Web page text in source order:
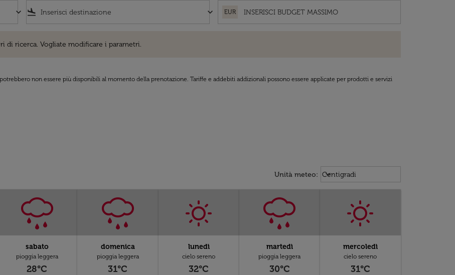
keyboard_arrow_down flight_land keyboard_arrow_down EUR
ricerca. Vogliate modificare i parametri.
non essere più disponibili al momento della prenotazione. Tariffe e addebiti addizionali possono essere applicate per prodotti e servizi
Unità meteo: Weather unit option Centigradi
Centigradi
keyboard_arrow_down
sabato
pioggia leggera
28°C
domenica
pioggia leggera
31°C
lunedì
cielo sereno
32°C
martedì
pioggia leggera
30°C
mercoledì
cielo sereno
31°C